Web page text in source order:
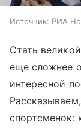
Источник: РИА
Стать
еще сложнее
интересной
спортсменок: